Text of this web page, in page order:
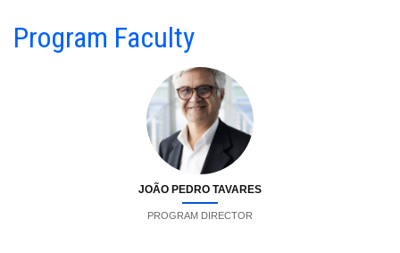
Program Faculty
JOÃO PEDRO TAVARES
PROGRAM DIRECTOR